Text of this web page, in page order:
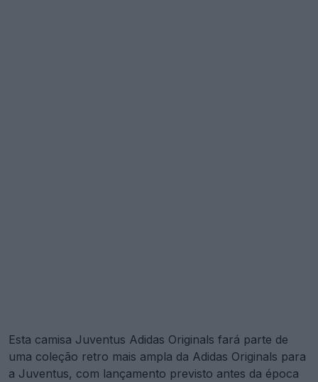
Esta camisa Juventus Adidas Originals fará parte de
uma coleção retro mais ampla da Adidas Originals para
a Juventus, com lançamento previsto antes da época